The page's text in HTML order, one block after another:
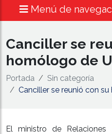
Menú de
Canciller se
homólogo de
Portada
Sin categoría
Canciller se reunió con
El ministro de Relaciones